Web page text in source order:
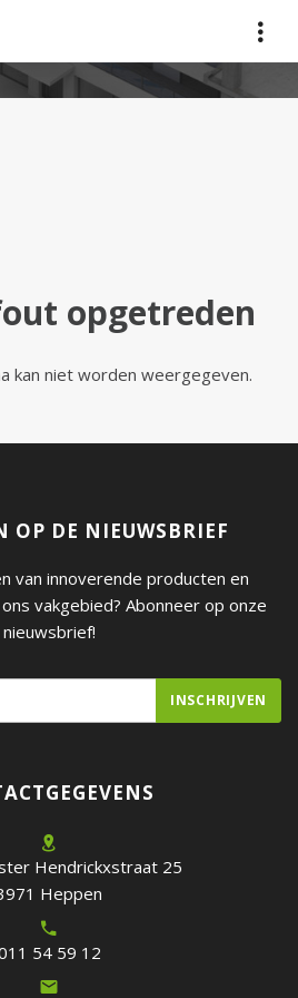
opgetreden
kan niet worden weergegeven.
OP DE NIEUWSBRIEF
van innoverende producten en
vakgebied? Abonneer op onze
nieuwsbrief!
Hendrickxstraat 25
Heppen
54 59 12